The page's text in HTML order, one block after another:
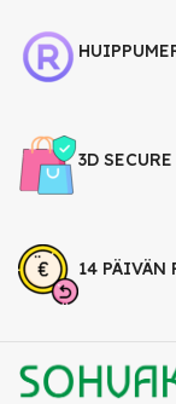
3D SECURE
14 PÄIVÄN